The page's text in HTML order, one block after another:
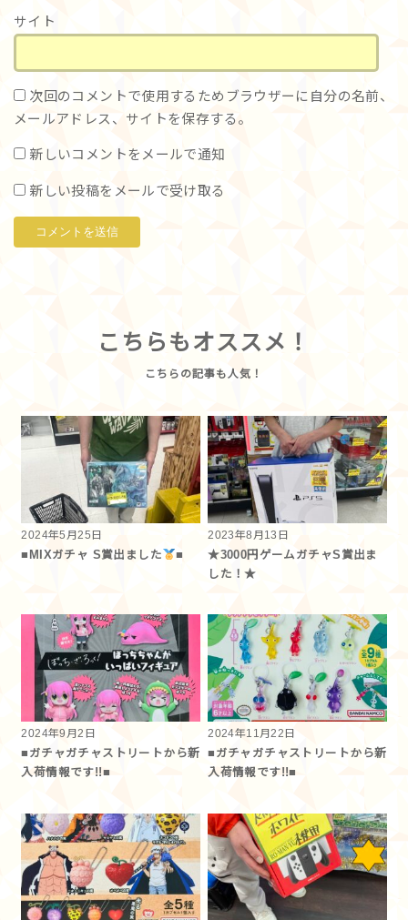
サイト
次回のコメントで使用するためブラウザーに自分の名前、
メールアドレス、サイトを保存する。
新しいコメントをメールで通知
新しい投稿をメールで受け取る
こちらもオススメ！
2024年5月25日
■MIXガチャ S賞出ました
■
2023年8月13日
★3000円ゲームガチャS賞出ま
した！★
2024年9月2日
■ガチャガチャストリートから新
入荷情報です!!■
2024年11月22日
■ガチャガチャストリートから新
入荷情報です!!■